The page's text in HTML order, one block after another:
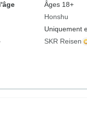
Âges 18+
Honshu
Uniquement
SKR Reisen